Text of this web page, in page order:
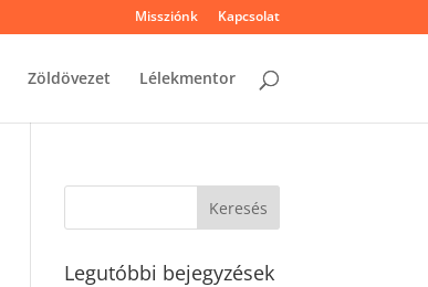
Missziónk Kapcsolat
Zöldövezet Lélekmentor
Legutóbbi bejegyzések